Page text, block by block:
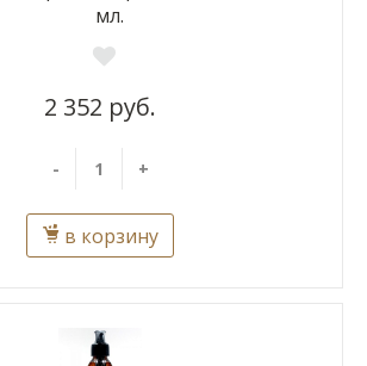
мл.
2 352 руб.
- +
в корзину